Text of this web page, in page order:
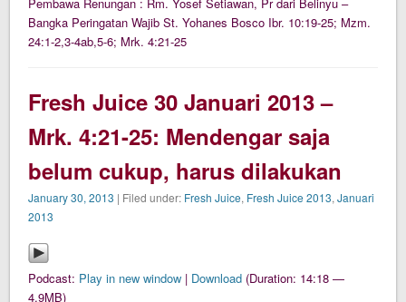
Bangka Peringatan Wajib St. Yohanes Bosco Ibr. 10:19-25; Mzm.
24:1-2,3-4ab,5-6; Mrk. 4:21-25
Fresh Juice 30 Januari 2013 –
Mrk. 4:21-25: Mendengar saja
belum cukup, harus dilakukan
January 30, 2013 | Filed under: Fresh Juice, Fresh Juice 2013,Januari
2013
Podcast: Play in new window | Download (Duration: 14:18 —
4.9MB)